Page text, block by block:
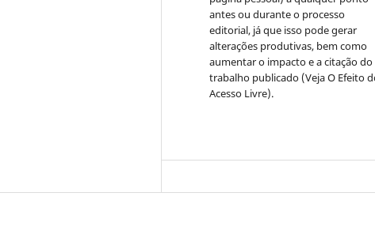
antes ou durante o processo
editorial, já que isso pode gerar
alterações produtivas, bem como
aumentar o impacto e a citação do
trabalho publicado (Veja O Efeito
Acesso Livre).